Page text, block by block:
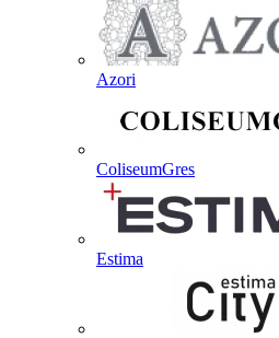
Azori
ColiseumGres
Estima